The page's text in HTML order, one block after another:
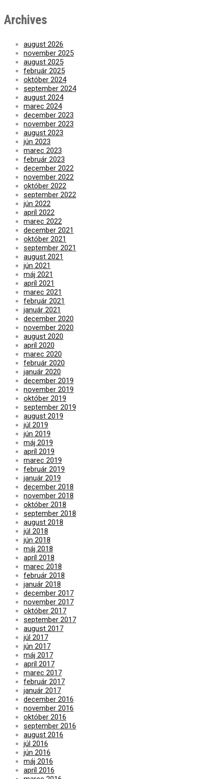
Archives
august 2026
november 2025
august 2025
február 2025
október 2024
september 2024
august 2024
marec 2024
december 2023
november 2023
august 2023
jún 2023
marec 2023
február 2023
december 2022
november 2022
október 2022
september 2022
jún 2022
apríl 2022
marec 2022
december 2021
október 2021
september 2021
august 2021
jún 2021
máj 2021
apríl 2021
marec 2021
február 2021
január 2021
december 2020
november 2020
august 2020
apríl 2020
marec 2020
február 2020
január 2020
december 2019
november 2019
október 2019
september 2019
august 2019
júl 2019
jún 2019
máj 2019
apríl 2019
marec 2019
február 2019
január 2019
december 2018
november 2018
október 2018
september 2018
august 2018
júl 2018
jún 2018
máj 2018
apríl 2018
marec 2018
február 2018
január 2018
december 2017
november 2017
október 2017
september 2017
august 2017
júl 2017
jún 2017
máj 2017
apríl 2017
marec 2017
február 2017
január 2017
december 2016
november 2016
október 2016
september 2016
august 2016
júl 2016
jún 2016
máj 2016
apríl 2016